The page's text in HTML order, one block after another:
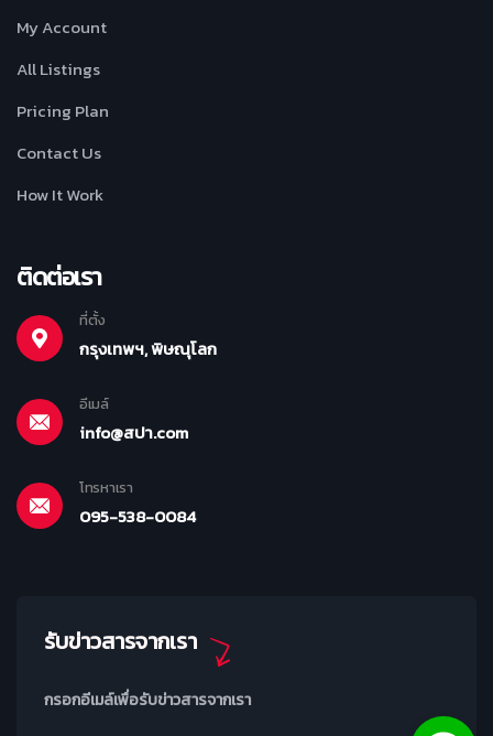
My Account
All Listings
Pricing Plan
Contact Us
How It Work
ติดต่อเรา
ที่ตั้ง
กรุงเทพฯ, พิษณุโลก
อีเมล์
info@สปา.com
โทรหาเรา
095-538-0084
รับข่าวสารจากเรา
กรอกอีเมล์เพื่อรับข่าวสารจากเรา